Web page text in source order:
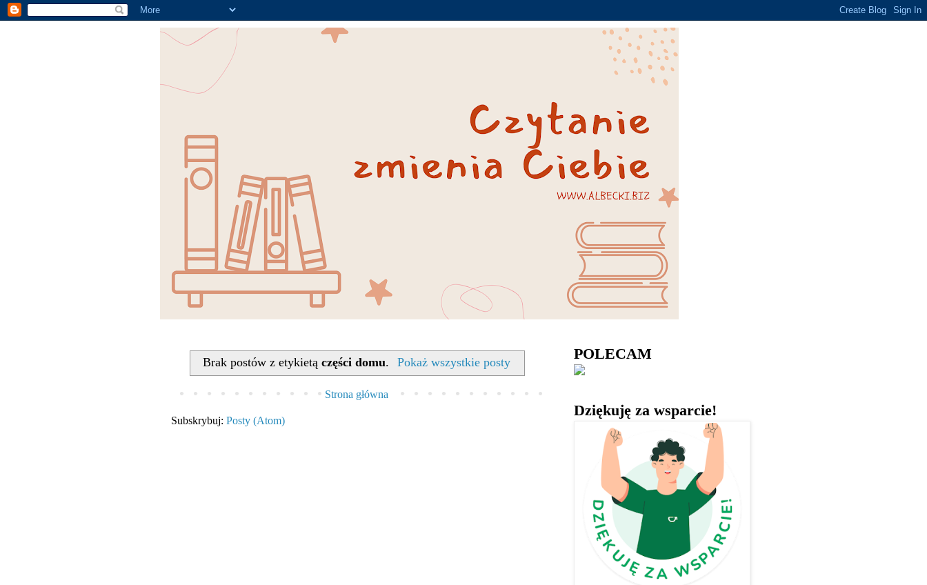
Brak postów z etykietą części domu. Pokaż wszystkie posty
Strona główna
Subskrybuj: Posty (Atom)
POLECAM
Dziękuję za wsparcie!